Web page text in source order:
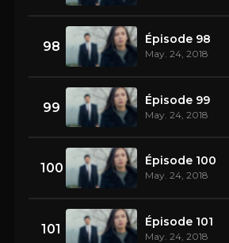
98 Épisode 98
May. 24, 2018
99 Épisode 99
May. 24, 2018
100 Épisode 100
May. 24, 2018
101 Épisode 101
May. 24, 2018